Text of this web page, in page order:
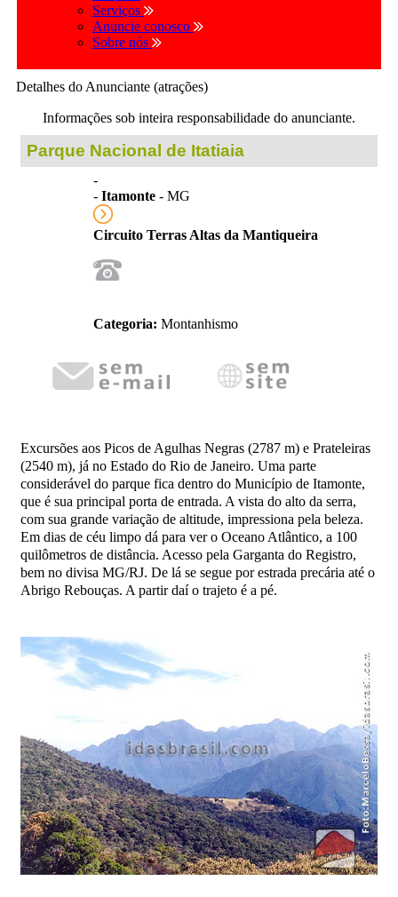
Serviços
Anuncie conosco
Sobre nós
Detalhes do Anunciante (atrações)
Informações sob inteira responsabilidade do anunciante.
Parque Nacional de Itatiaia
-
- Itamonte - MG
Circuito Terras Altas da Mantiqueira
Categoria: Montanhismo
Excursões aos Picos de Agulhas Negras (2787 m) e Prateleiras
(2540 m), já no Estado do Rio de Janeiro. Uma parte
considerável do parque fica dentro do Município de Itamonte,
que é sua principal porta de entrada. A vista do alto da serra,
com sua grande variação de altitude, impressiona pela beleza.
Em dias de céu limpo dá para ver o Oceano Atlântico, a 100
quilômetros de distância. Acesso pela Garganta do Registro,
bem no divisa MG/RJ. De lá se segue por estrada precária até o
Abrigo Rebouças. A partir daí o trajeto é a pé.